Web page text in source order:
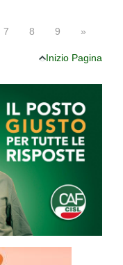
7 8 9 »
Inizio Pagina